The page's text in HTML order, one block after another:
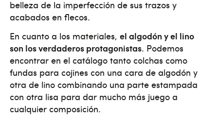
belleza de la imperfección de sus trazos y
acabados en flecos.
En cuanto a los materiales, el algodón y el lino
son los verdaderos protagonistas. Podemos
encontrar en el catálogo tanto colchas como
fundas para cojines con una cara de algodón y
otra de lino combinando una parte estampada
con otra lisa para dar mucho más juego a
cualquier composición.